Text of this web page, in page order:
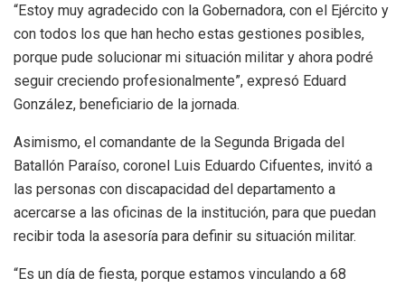
“Estoy muy agradecido con la Gobernadora, con el Ejército y
con todos los que han hecho estas gestiones posibles,
porque pude solucionar mi situación militar y ahora podré
seguir creciendo profesionalmente”, expresó Eduard
González, beneficiario de la jornada.
Asimismo, el comandante de la Segunda Brigada del
Batallón Paraíso, coronel Luis Eduardo Cifuentes, invitó a
las personas con discapacidad del departamento a
acercarse a las oficinas de la institución, para que puedan
recibir toda la asesoría para definir su situación militar.
“Es un día de fiesta, porque estamos vinculando a 68